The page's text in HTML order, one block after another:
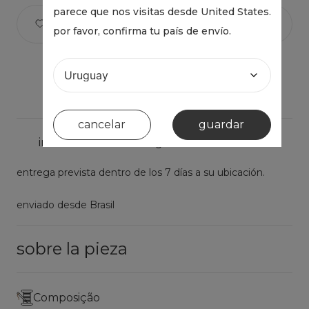
parece que nos visitas desde United States.
por favor, confirma tu país de envío.
cancelar guardar
información de entrega
entrega prevista dentro de los 7 días a su ubicación.
enviado desde Brasil
sobre la pieza
Composição